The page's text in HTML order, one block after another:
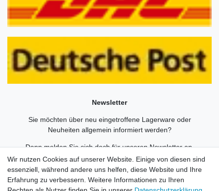
Newsletter
Sie möchten über neu eingetroffene Lagerware oder
Neuheiten allgemein informiert werden?
Dann melden Sie sich doch für unseren Newsletter an.
Den Link finden Sie nachfolgend:
Newsletteranmeldung!
Wir nutzen Cookies auf unserer Website. Einige von diesen sind
essenziell, während andere uns helfen, diese Website und Ihre
Erfahrung zu verbessern. Weitere Informationen zu Ihren